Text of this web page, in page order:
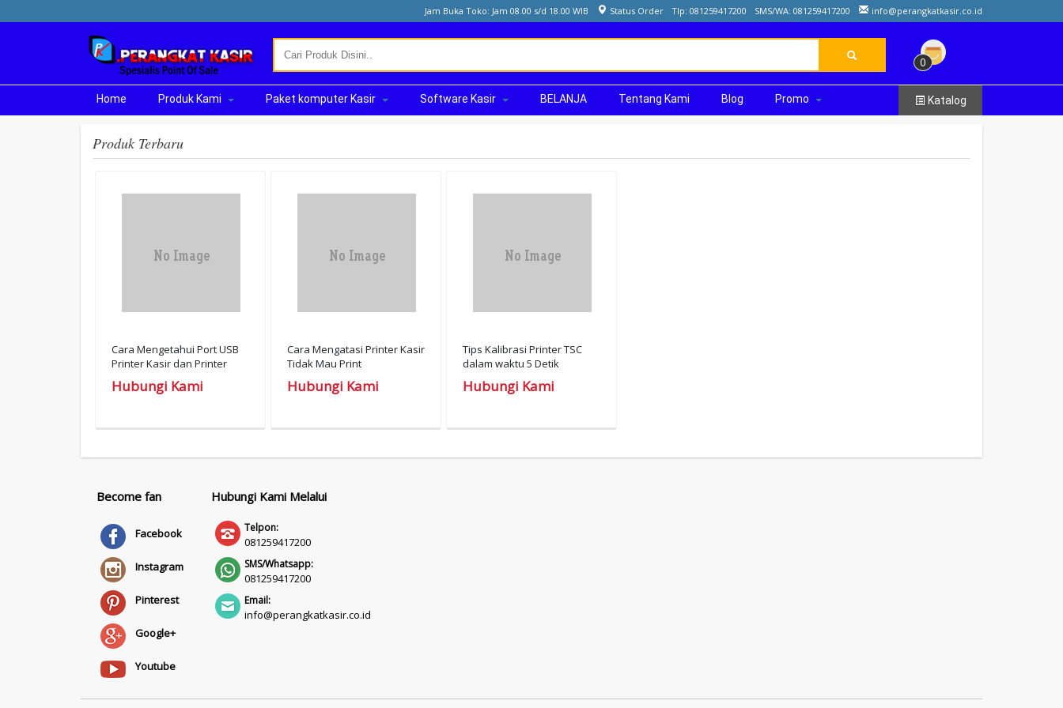
Jam Buka Toko: Jam 08.00 s/d 18.00 WIB Status Order Tlp: 081259417200 SMS/WA: 081259417200 info@perangkatkasir.co.id
0
Home Produk Kami Paket komputer Kasir Software Kasir BELANJA Tentang Kami Blog Promo Katalog
Produk Terbaru
Cara Mengetahui Port USB
Printer Kasir dan Printer
Barcode
Hubungi Kami
Cara Mengatasi Printer Kasir
Tidak Mau Print
Hubungi Kami
Tips Kalibrasi Printer TSC
dalam waktu 5 Detik
Hubungi Kami
Become fan
Facebook
Instagram
Pinterest
Google+
Youtube
Hubungi Kami Melalui
Telpon:
081259417200
SMS/Whatsapp:
081259417200
Email:
info@perangkatkasir.co.id